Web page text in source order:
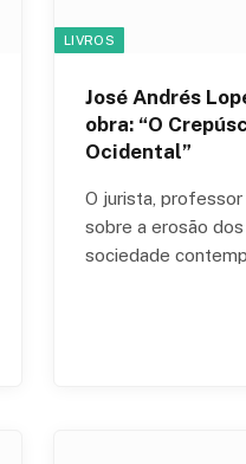
LIVROS
José Andrés
obra: “O
Ocidental”
O jurista,
sobre a erosão
sociedade